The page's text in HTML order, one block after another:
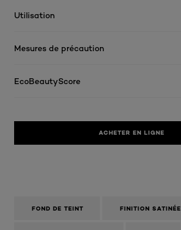
Utilisation
Mesures de précaution
EcoBeautyScore
ACHETER EN LIGNE
FOND DE TEINT FINITION SATINÉE